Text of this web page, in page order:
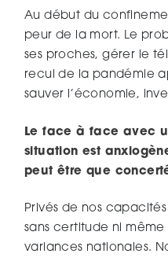
Au début du
peur de la mort. Le
ses proches, gérer le
recul de la pandémie
sauver l’économie,
Le face à face avec
situation est
peut être que
Privés de nos
sans certitude ni
variances nationales.